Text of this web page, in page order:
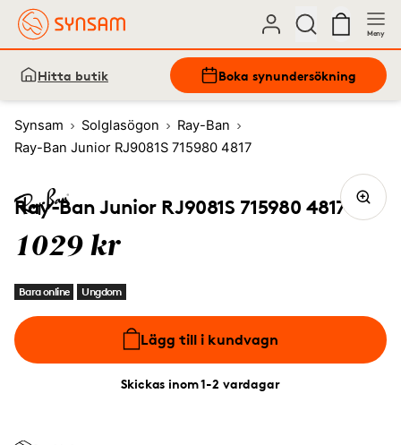
Meny
Hitta butik Boka synundersökning
Synsam Solglasögon
Ray-Ban
Ray-Ban Junior RJ9081S 715980 4817
Ray-Ban Junior RJ9081S 715980 4817
1029 kr
Bara online Ungdom
Lägg till i kundvagn
Skickas inom 1-2 vardagar